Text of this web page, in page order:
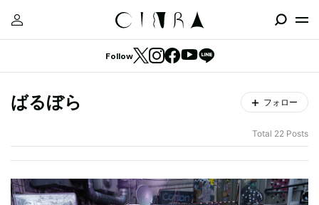
Follow
ばるぼら フォロー
Total 22 Posts